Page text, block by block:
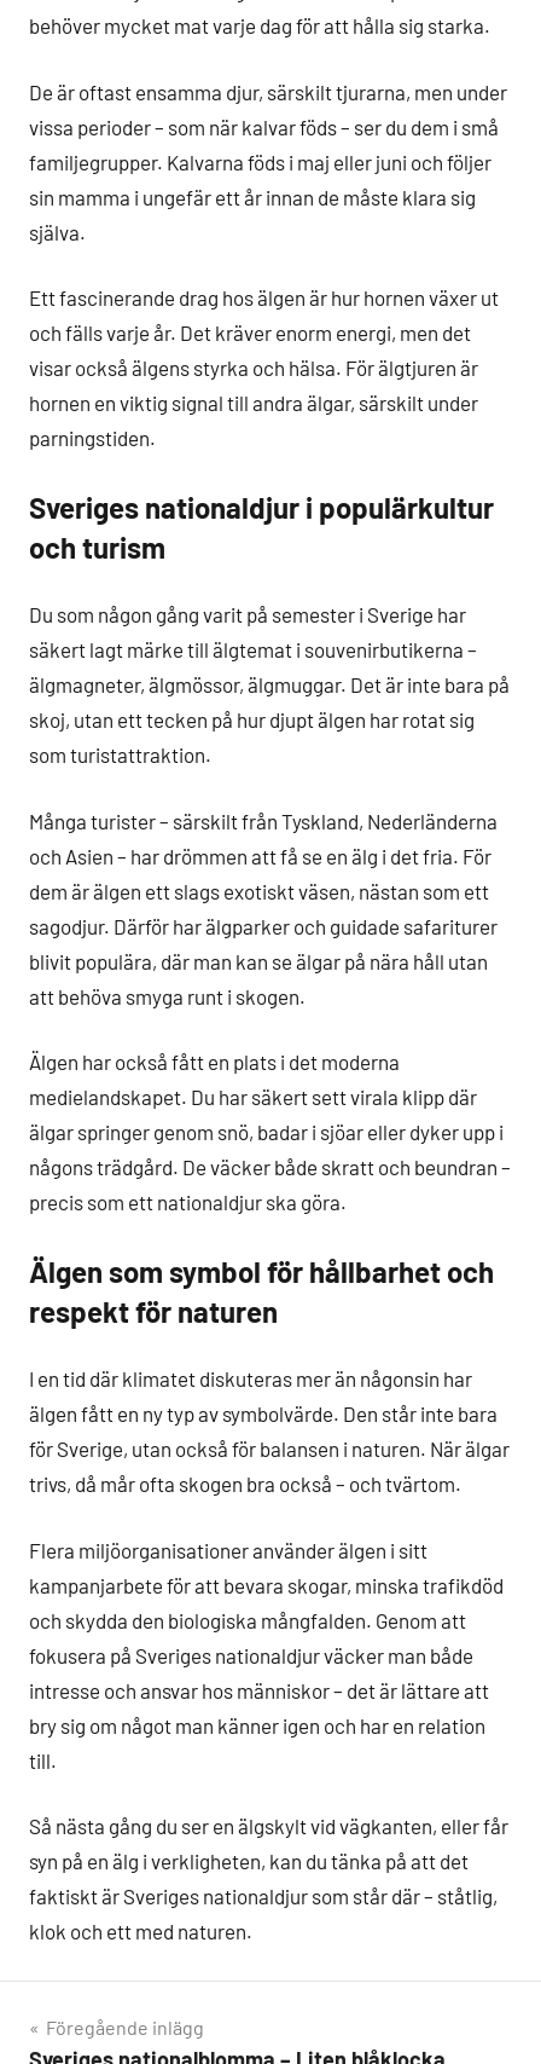
behöver mycket mat varje dag för att hålla sig starka.
De är oftast ensamma djur, särskilt tjurarna, men under
vissa perioder – som när kalvar föds – ser du dem i små
familjegrupper. Kalvarna föds i maj eller juni och följer
sin mamma i ungefär ett år innan de måste klara sig
själva.
Ett fascinerande drag hos älgen är hur hornen växer ut
och fälls varje år. Det kräver enorm energi, men det
visar också älgens styrka och hälsa. För älgtjuren är
hornen en viktig signal till andra älgar, särskilt under
parningstiden.
Sveriges nationaldjur i populärkultur
och turism
Du som någon gång varit på semester i Sverige har
säkert lagt märke till älgtemat i souvenirbutikerna –
älgmagneter, älgmössor, älgmuggar. Det är inte bara på
skoj, utan ett tecken på hur djupt älgen har rotat sig
som turistattraktion.
Många turister – särskilt från Tyskland, Nederländerna
och Asien – har drömmen att få se en älg i det fria. För
dem är älgen ett slags exotiskt väsen, nästan som ett
sagodjur. Därför har älgparker och guidade safariturer
blivit populära, där man kan se älgar på nära håll utan
att behöva smyga runt i skogen.
Älgen har också fått en plats i det moderna
medielandskapet. Du har säkert sett virala klipp där
älgar springer genom snö, badar i sjöar eller dyker upp i
någons trädgård. De väcker både skratt och beundran –
precis som ett nationaldjur ska göra.
Älgen som symbol för hållbarhet och
respekt för naturen
I en tid där klimatet diskuteras mer än någonsin har
älgen fått en ny typ av symbolvärde. Den står inte bara
för Sverige, utan också för balansen i naturen. När älgar
trivs, då mår ofta skogen bra också – och tvärtom.
Flera miljöorganisationer använder älgen i sitt
kampanjarbete för att bevara skogar, minska trafikdöd
och skydda den biologiska mångfalden. Genom att
fokusera på Sveriges nationaldjur väcker man både
intresse och ansvar hos människor – det är lättare att
bry sig om något man känner igen och har en relation
till.
Så nästa gång du ser en älgskylt vid vägkanten, eller får
syn på en älg i verkligheten, kan du tänka på att det
faktiskt är Sveriges nationaldjur som står där – ståtlig,
klok och ett med naturen.
Inläggsnavigering
Föregående inlägg